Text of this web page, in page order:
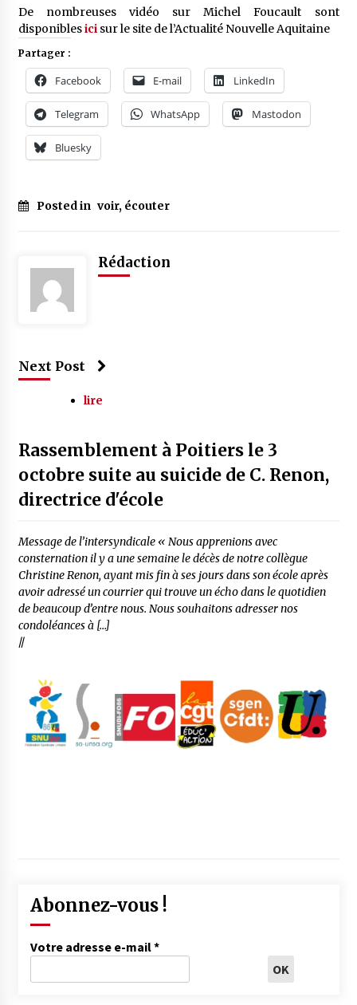
De nombreuses vidéo sur Michel Foucault sont
disponiblesicisur le site de l’Actualité Nouvelle Aquitaine
Partager :
Facebook E-mail LinkedIn
Telegram WhatsApp Mastodon
Bluesky
Posted in voir, écouter
Rédaction
Next Post
lire
Rassemblement à Poitiers le 3
octobre suite au suicide de C. Renon,
directrice d'école
Message de l’intersyndicale « Nous apprenions avec
consternation il y a une semaine le décès de notre collègue
Christine Renon, ayant mis fin à ses jours dans son école après
avoir adressé un courrier qui trouve un écho dans le quotidien
de beaucoup d’entre nous. Nous souhaitons adresser nos
condoléances à […]
//
Abonnez-vous !
Votre adresse e-mail*